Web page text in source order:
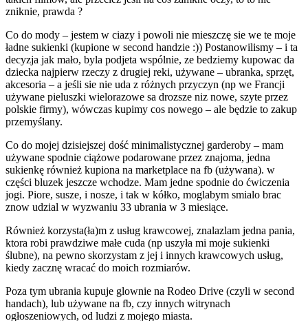
zniknie, prawda ?
Co do mody – jestem w ciazy i powoli nie mieszczę sie we te moje
ładne sukienki (kupione w second handzie :)) Postanowilismy – i ta
decyzja jak mało, byla podjeta wspólnie, ze bedziemy kupowac da
dziecka najpierw rzeczy z drugiej reki, używane – ubranka, sprzęt,
akcesoria – a jeśli sie nie uda z różnych przyczyn (np we Francji
używane pieluszki wielorazowe sa drozsze niz nowe, szyte przez
polskie firmy), wówczas kupimy cos nowego – ale będzie to zakup
przemyślany.
Co do mojej dzisiejszej dość minimalistycznej garderoby – mam
używane spodnie ciążowe podarowane przez znajoma, jedna
sukienkę również kupiona na marketplace na fb (używana). w
części bluzek jeszcze wchodze. Mam jedne spodnie do ćwiczenia
jogi. Piore, susze, i nosze, i tak w kółko, moglabym smialo brac
znow udzial w wyzwaniu 33 ubrania w 3 miesiące.
Również korzysta(ła)m z usług krawcowej, znalazlam jedna pania,
ktora robi prawdziwe małe cuda (np uszyła mi moje sukienki
ślubne), na pewno skorzystam z jej i innych krawcowych usług,
kiedy zacznę wracać do moich rozmiarów.
Poza tym ubrania kupuje glownie na Rodeo Drive (czyli w second
handach), lub używane na fb, czy innych witrynach
ogłoszeniowych, od ludzi z mojego miasta.